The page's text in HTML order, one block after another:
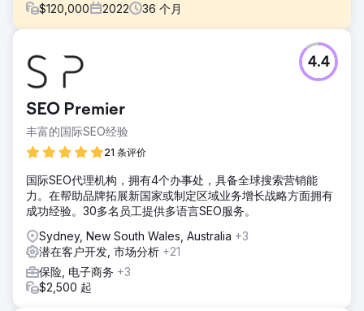
$120,000 2022 36 个月
这家网上药店面临许多在线障碍，需要尽快纠正。首先，他们
不断增加的广告支出几乎没有带来回报，他们对营销工作失去
开始，多重营销就很明显。
解决方案
为了提高销量，我们专注于付费和自然搜索，优先考虑转化率
行技术审核、关键字研究和反向链接分析。我们还重新设计了
网站，以提高移动响应能力和用户参与度。通过有针对性的序
列和重新排序系统扩展电子邮件营销，增强了客户保留率。这
种方法提高了流量质量、网站功能和客户
结果
我们的营销使在线药店网站成为英国顶级药店之一，收入增长
了 105%，移动转化率上升了 14%。创意内容策略推动自然用
SEO Premier
丰富的国际SEO经验
21 条评价
4.4
国际SEO代理机构，拥有4个办事处，具备全球搜索营销能
力。在帮助品牌拓展新国家或制定区域业务增长战略方面拥有
成功经验。30多名员工提供多语言SEO服务。
Sydney, New South Wales, Australia +3
潜在客户开发, 市场分析 +21
保险, 电子商务 +3
$2,500 起